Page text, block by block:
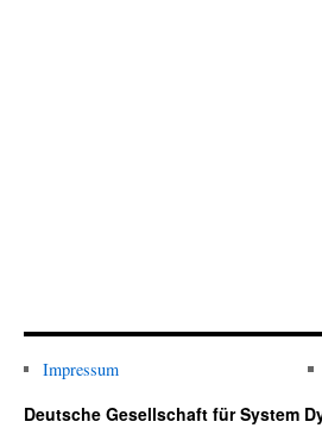
Impressum
Deutsche Gesellschaft für System